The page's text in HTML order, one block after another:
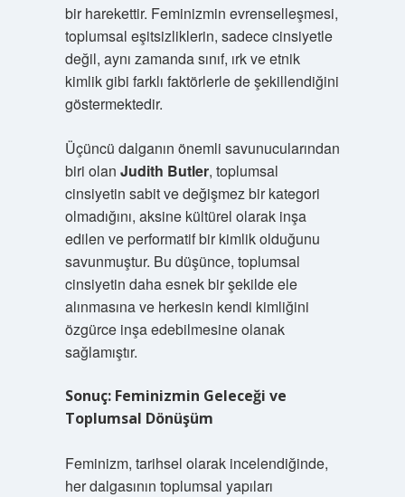
bir harekettir. Feminizmin evrenselleşmesi,
toplumsal eşitsizliklerin, sadece cinsiyetle
değil, aynı zamanda sınıf, ırk ve etnik
kimlik gibi farklı faktörlerle de şekillendiğini
göstermektedir.
Üçüncü dalganın önemli savunucularından
biri olan Judith Butler, toplumsal
cinsiyetin sabit ve değişmez bir kategori
olmadığını, aksine kültürel olarak inşa
edilen ve performatif bir kimlik olduğunu
savunmuştur. Bu düşünce, toplumsal
cinsiyetin daha esnek bir şekilde ele
alınmasına ve herkesin kendi kimliğini
özgürce inşa edebilmesine olanak
sağlamıştır.
Sonuç: Feminizmin Geleceği ve
Toplumsal Dönüşüm
Feminizm, tarihsel olarak incelendiğinde,
her dalgasının toplumsal yapıları